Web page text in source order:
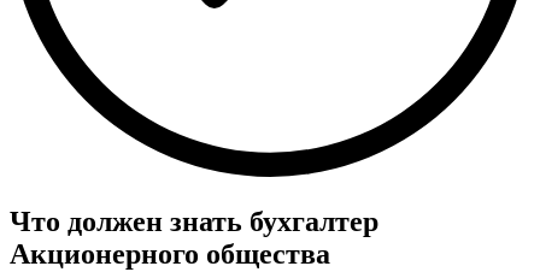
Что должен знать бухгалтер
Акционерного общества